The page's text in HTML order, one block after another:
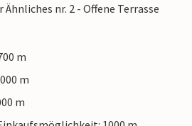
Ähnliches nr. 2 - Offene Terrasse
m
m
m